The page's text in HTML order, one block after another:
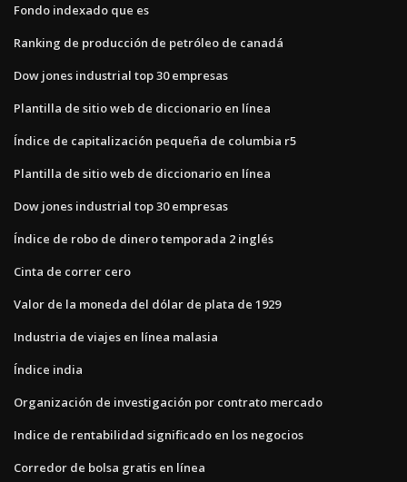
Fondo indexado que es
Ranking de producción de petróleo de canadá
Dow jones industrial top 30 empresas
Plantilla de sitio web de diccionario en línea
Índice de capitalización pequeña de columbia r5
Plantilla de sitio web de diccionario en línea
Dow jones industrial top 30 empresas
Índice de robo de dinero temporada 2 inglés
Cinta de correr cero
Valor de la moneda del dólar de plata de 1929
Industria de viajes en línea malasia
Índice india
Organización de investigación por contrato mercado
Indice de rentabilidad significado en los negocios
Corredor de bolsa gratis en línea